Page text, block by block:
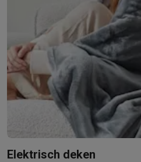
Elektrisch deken